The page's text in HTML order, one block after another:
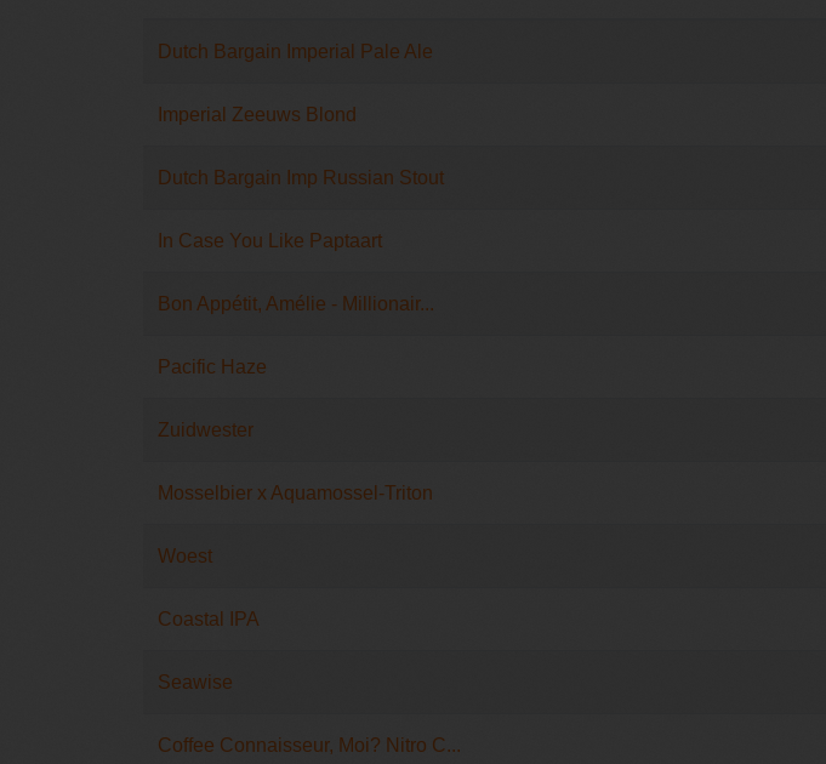
Dutch Bargain Imperial Pale Ale
Imperial Zeeuws Blond
Dutch Bargain Imp Russian Stout
In Case You Like Paptaart
Bon Appétit, Amélie - Millionair...
Pacific Haze
Zuidwester
Mosselbier x Aquamossel-Triton
Woest
Coastal IPA
Seawise
Coffee Connaisseur, Moi? Nitro C...